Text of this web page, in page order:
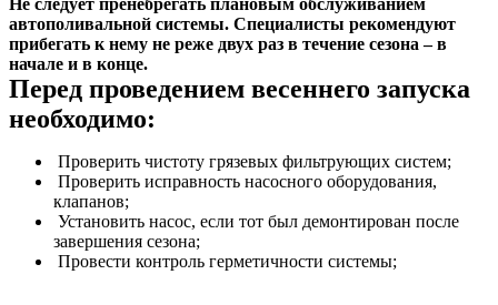
автополивальной системы. Специалисты рекомендуют
прибегать к нему не реже двух раз в течение сезона – в
начале и в конце.
Перед проведением весеннего запуска
необходимо:
Проверить чистоту грязевых фильтрующих систем;
Проверить исправность насосного оборудования,
клапанов;
Установить насос, если тот был демонтирован после
завершения сезона;
Провести контроль герметичности системы;